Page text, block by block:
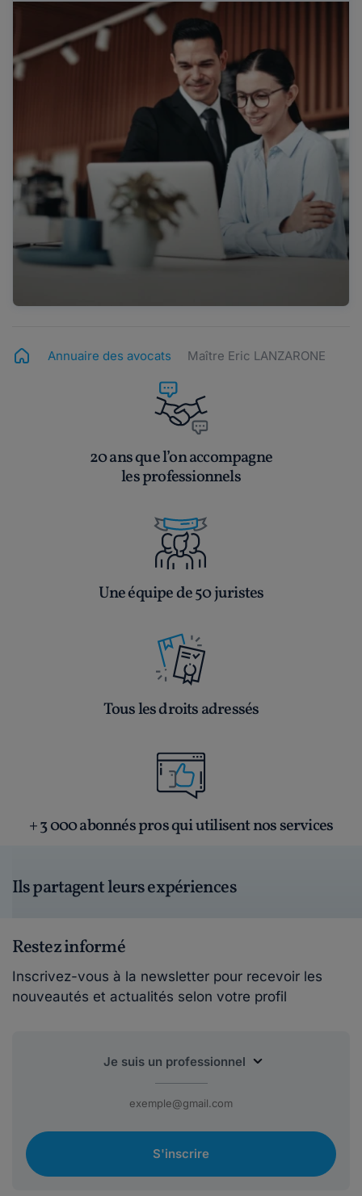
Annuaire des avocats Maître Eric LANZARONE
20 ans que l’on accompagne
les professionnels
Une équipe de 50 juristes
Tous les droits adressés
+ 3 000 abonnés pros qui utilisent nos services
Ils partagent leurs expériences
Restez informé
Inscrivez-vous à la newsletter pour recevoir les
nouveautés et actualités selon votre profil
S'inscrire